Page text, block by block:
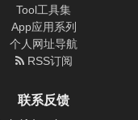
Tool工具集
App应用系列
个人网址导航
RSS订阅
联系反馈